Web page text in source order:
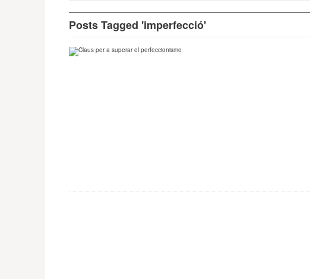
Posts Tagged 'imperfecció'